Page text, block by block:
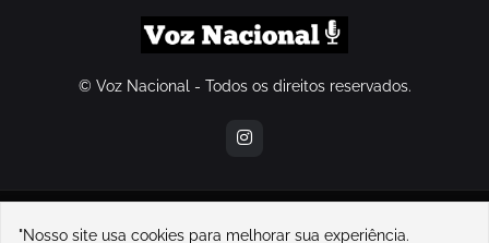
© Voz Nacional - Todos os direitos reservados.
contatovoznacional@gmail.com
"Nosso site usa cookies para melhorar sua experiência.